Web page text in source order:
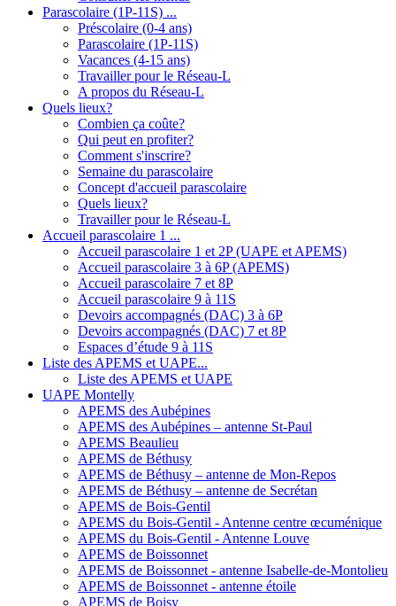
Parascolaire (1P-11S) ...
Préscolaire (0-4 ans)
Parascolaire (1P-11S)
Vacances (4-15 ans)
Travailler pour le Réseau-L
A propos du Réseau-L
Quels lieux?
Combien ça coûte?
Qui peut en profiter?
Comment s'inscrire?
Semaine du parascolaire
Concept d'accueil parascolaire
Quels lieux?
Travailler pour le Réseau-L
Accueil parascolaire 1 ...
Accueil parascolaire 1 et 2P (UAPE et APEMS)
Accueil parascolaire 3 à 6P (APEMS)
Accueil parascolaire 7 et 8P
Accueil parascolaire 9 à 11S
Devoirs accompagnés (DAC) 3 à 6P
Devoirs accompagnés (DAC) 7 et 8P
Espaces d’étude 9 à 11S
Liste des APEMS et UAPE...
Liste des APEMS et UAPE
UAPE Montelly
APEMS des Aubépines
APEMS des Aubépines – antenne St-Paul
APEMS Beaulieu
APEMS de Béthusy
APEMS de Béthusy – antenne de Mon-Repos
APEMS de Béthusy – antenne de Secrétan
APEMS de Bois-Gentil
APEMS du Bois-Gentil - Antenne centre œcuménique
APEMS du Bois-Gentil - Antenne Louve
APEMS de Boissonnet
APEMS de Boissonnet - antenne Isabelle-de-Montolieu
APEMS de Boissonnet - antenne étoile
APEMS de Boisy